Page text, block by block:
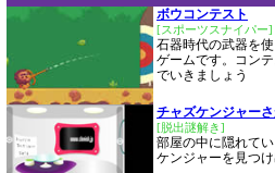
ボウコンテスト
[スポーツスナイパー]
石器時代の武器を
ゲームです。コン
でいきましょう
チャズケンジャー
[脱出謎解き]
部屋の中に隠れて
ケンジャーを見つ